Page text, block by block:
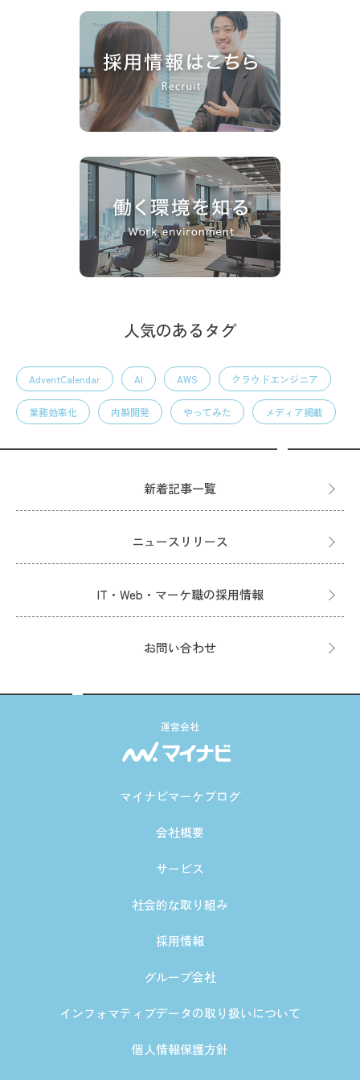
人気のあるタグ
AdventCalendar AI AWS クラウドエンジニア
業務効率化 内製開発 やってみた メディア掲載
新着記事一覧
ニュースリリース
IT・Web・マーケ職の採用情報
お問い合わせ
運営会社
マイナビマーケブログ
会社概要
サービス
社会的な取り組み
採用情報
グループ会社
インフォマティブデータの取り扱いについて
個人情報保護方針